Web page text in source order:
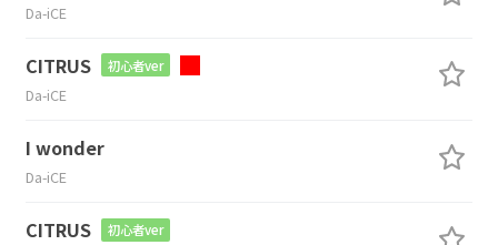
Da-iCE
CITRUS 初心者ver
Da-iCE
I wonder
Da-iCE
CITRUS 初心者ver